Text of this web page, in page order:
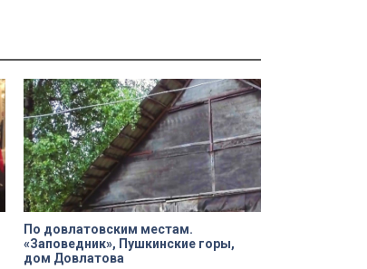
По довлатовским местам.
«Заповедник», Пушкинские горы,
дом Довлатова